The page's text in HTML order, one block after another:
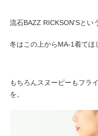
流石BAZZ RICKSON'Sとい
冬はこの上からMA-1着てほ
もちろんスヌーピーもフラ
を。